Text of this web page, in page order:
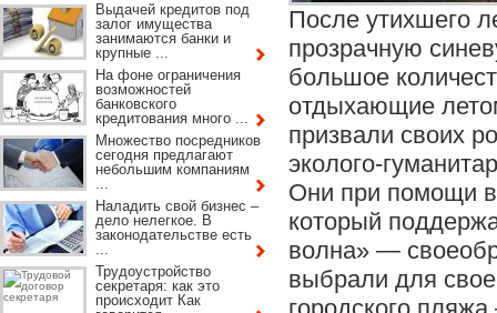
После утихшего
прозрачную
большое
отдыхающие
призвали своих
эколого-
Они при помощи
который
волна» —
выбрали для
Выдачей кредитов под
залог имущества
занимаются банки и
крупные ...
На фоне ограничения
возможностей
банковского
кредитования много ...
Множество посредников
сегодня предлагают
небольшим компаниям
...
Наладить свой бизнес –
дело нелегкое. В
законодательстве есть
...
Трудоустройство
секретаря: как это
происходит Как